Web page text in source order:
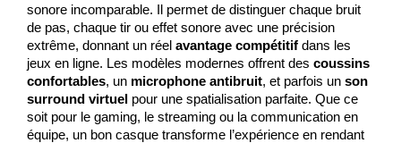
sonore incomparable. Il permet de distinguer chaque bruit
de pas, chaque tir ou effet sonore avec une précision
extrême, donnant un réel avantage compétitif dans les
jeux en ligne. Les modèles modernes offrent des coussins
confortables, un microphone antibruit, et parfois un son
surround virtuel pour une spatialisation parfaite. Que ce
soit pour le gaming, le streaming ou la communication en
équipe, un bon casque transforme l’expérience en rendant